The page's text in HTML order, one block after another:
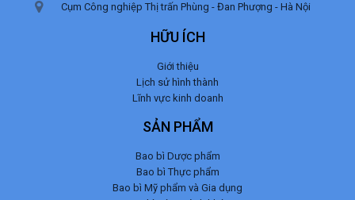
Cụm Công nghiệp Thị trấn Phùng - Đan Phượng - Hà Nội
HỮU ÍCH
Giới thiệu
Lịch sử hình thành
Lĩnh vực kinh doanh
SẢN PHẨM
Bao bì Dược phẩm
Bao bì Thực phẩm
Bao bì Mỹ phẩm và Gia dụng